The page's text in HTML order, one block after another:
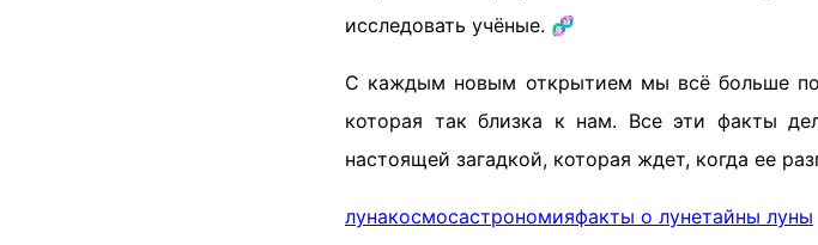
исследовать учёные. 🧬
С каждым новым открытием мы всё больше
которая так близка к нам. Все эти факты
настоящей загадкой, которая ждет, когда ее
лунакосмосастрономияфакты о лунетайны луны